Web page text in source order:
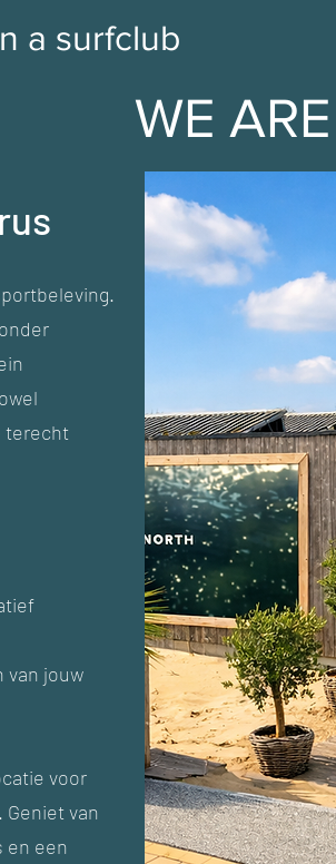
a surfclub
WE ARE
terecht
van jouw
voor
. Geniet van
en een